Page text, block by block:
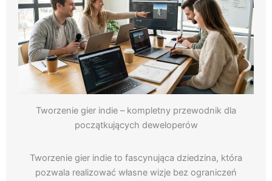
Tworzenie gier indie – kompletny przewodnik dla
początkujących deweloperów
Tworzenie gier indie to fascynująca dziedzina, która
pozwala realizować własne wizje bez ograniczeń